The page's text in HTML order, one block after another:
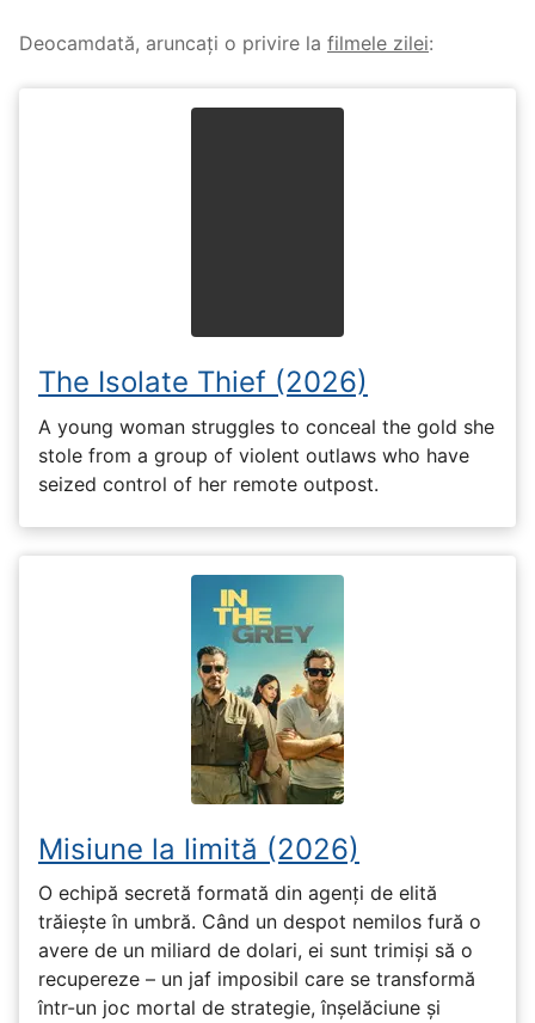
Deocamdată, aruncați o privire la filmele zilei:
The Isolate Thief (2026)
A young woman struggles to conceal the gold she
stole from a group of violent outlaws who have
seized control of her remote outpost.
Misiune la limită (2026)
O echipă secretă formată din agenți de elită
trăiește în umbră. Când un despot nemilos fură o
avere de un miliard de dolari, ei sunt trimiși să o
recupereze – un jaf imposibil care se transformă
într-un joc mortal de strategie, înșelăciune și